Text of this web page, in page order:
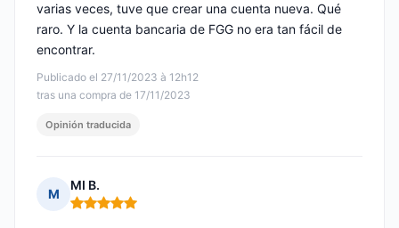
Publicado el 27/11/2023 à 12h12
tras una compra de 17/11/2023
varias veces, tuve que crear una cuenta nueva. Qué
raro. Y la cuenta bancaria de FGG no era tan fácil de
encontrar.
Opinión traducida
M
MI B.
Nota: 5 de 5